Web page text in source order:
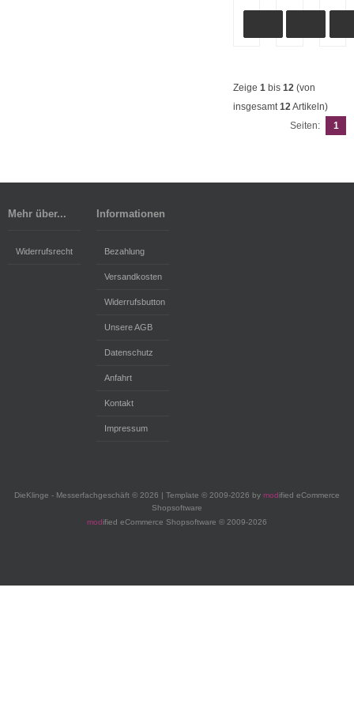
Zeige 1 bis 12 (von
insgesamt12Artikeln)
Seiten:
1
Mehr über...
Widerrufsrecht
Informationen
Bezahlung
Versandkosten
Widerrufsbutton
Unsere AGB
Datenschutz
Anfahrt
Kontakt
Impressum
DieKlinge - Messerfachgeschäft © 2026 | Template © 2009-2026 by modified eCommerce
Shopsoftware
modified eCommerce Shopsoftware © 2009-2026